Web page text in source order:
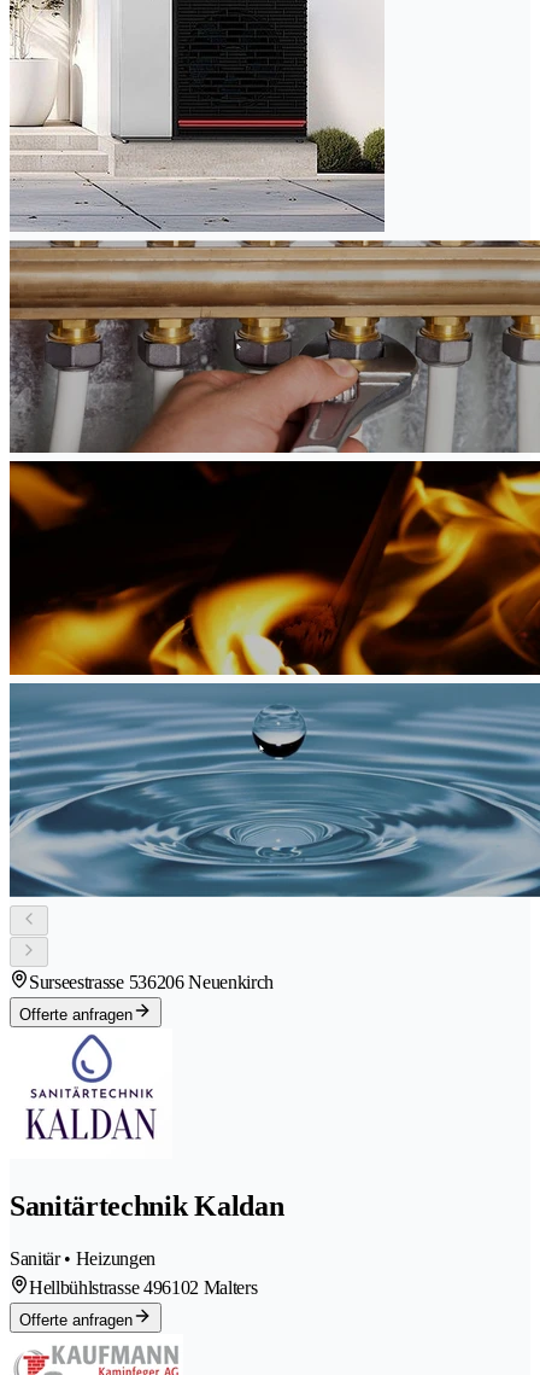
Surseestrasse 536206 Neuenkirch
Offerte anfragen
Sanitärtechnik Kaldan
Sanitär • Heizungen
Hellbühlstrasse 496102 Malters
Offerte anfragen